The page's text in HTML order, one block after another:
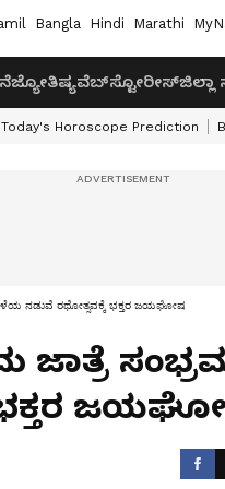
Bangla Hindi Marathi
ಜ್ಯೋತಿಷ್ಯವೆಬ್‌ಸ್ಟೋರೀಸ್ಜಿಲ್ಲಾ
Today's Horoscope Prediction
ಮಳೆಯ ನಡುವೆ ರಥೋತ್ಸವಕ್ಕೆ ಭಕ್ತರ ಜಯಘೋಷ
ಜಾತ್ರೆ